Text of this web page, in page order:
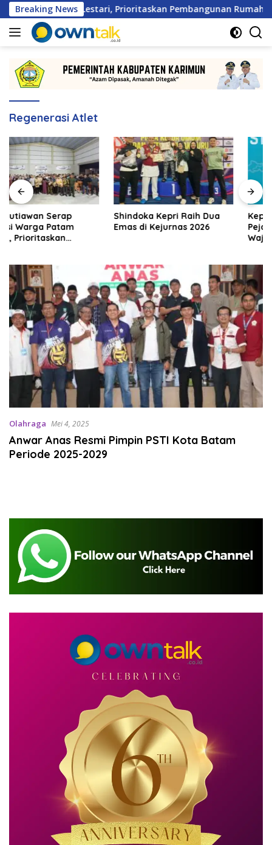
Langsung
ke
konten
Breaking News
Patam Lestari, Prioritaskan Pembangunan Rumah Ibadah
Regenerasi Atlet
Shindoka Kepri Raih Dua
Emas di Kejurnas 2026
Kepala BGN Tegaskan
Pejabat Eselon 1 dan 2
Wajib Berkarya di Daerah,
Olahraga Mei 4, 2025
Anwar Anas Resmi Pimpin PSTI Kota Batam
Periode 2025-2029